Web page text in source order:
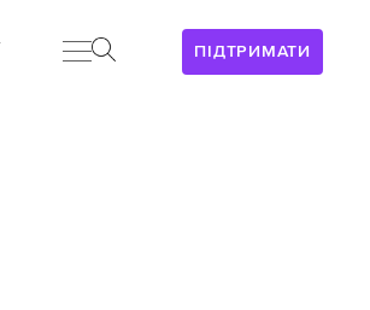
ПІДТРИМАТИ